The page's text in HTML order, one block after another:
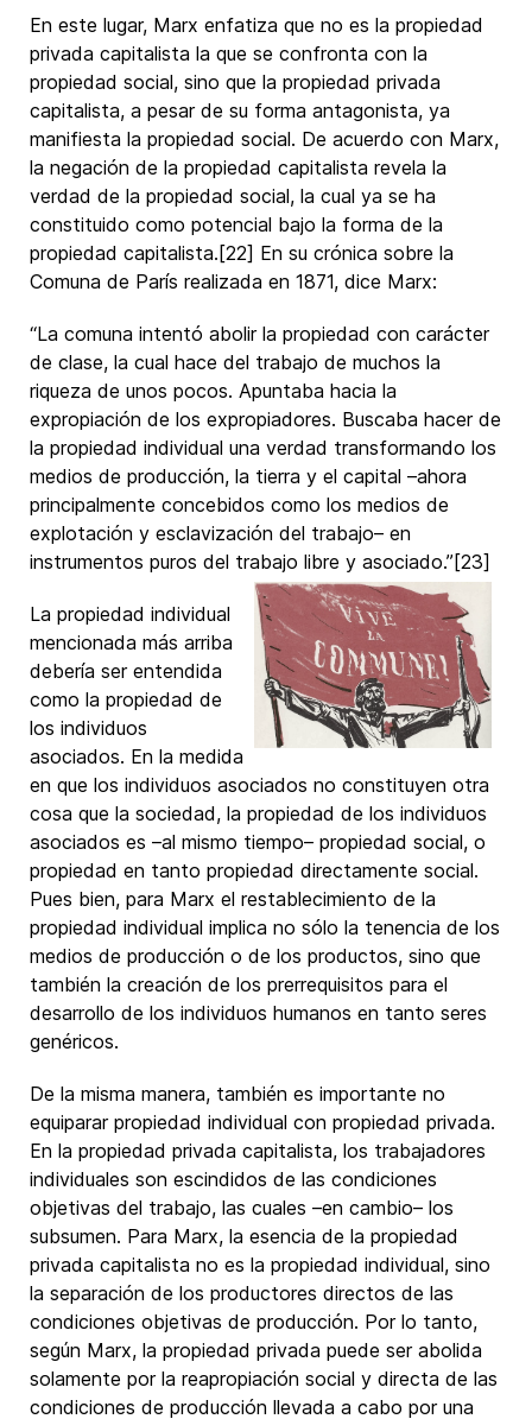
En este lugar, Marx enfatiza que no es la propiedad
privada capitalista la que se confronta con la
propiedad social, sino que la propiedad privada
capitalista, a pesar de su forma antagonista, ya
manifiesta la propiedad social. De acuerdo con Marx,
la negación de la propiedad capitalista revela la
verdad de la propiedad social, la cual ya se ha
constituido como potencial bajo la forma de la
propiedad capitalista.[22] En su crónica sobre la
Comuna de París realizada en 1871, dice Marx:
“La comuna intentó abolir la propiedad con carácter
de clase, la cual hace del trabajo de muchos la
riqueza de unos pocos. Apuntaba hacia la
expropiación de los expropiadores. Buscaba hacer de
la propiedad individual una verdad transformando los
medios de producción, la tierra y el capital –ahora
principalmente concebidos como los medios de
explotación y esclavización del trabajo– en
instrumentos puros del trabajo libre y asociado.”[23]
La propiedad individual
mencionada más arriba
debería ser entendida
como la propiedad de
los individuos
asociados. En la medida
en que los individuos asociados no constituyen otra
cosa que la sociedad, la propiedad de los individuos
asociados es –al mismo tiempo– propiedad social, o
propiedad en tanto propiedad directamente social.
Pues bien, para Marx el restablecimiento de la
propiedad individual implica no sólo la tenencia de los
medios de producción o de los productos, sino que
también la creación de los prerrequisitos para el
desarrollo de los individuos humanos en tanto seres
genéricos.
De la misma manera, también es importante no
equiparar propiedad individual con propiedad privada.
En la propiedad privada capitalista, los trabajadores
individuales son escindidos de las condiciones
objetivas del trabajo, las cuales –en cambio– los
subsumen. Para Marx, la esencia de la propiedad
privada capitalista no es la propiedad individual, sino
la separación de los productores directos de las
condiciones objetivas de producción. Por lo tanto,
según Marx, la propiedad privada puede ser abolida
solamente por la reapropiación social y directa de las
condiciones de producción llevada a cabo por una